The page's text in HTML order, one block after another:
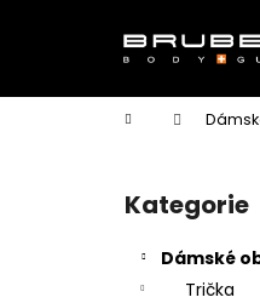
Domů
Přeskočit
kategorie
Kategorie
Dámské
Trička
í
Zpět
do
Zpět
do